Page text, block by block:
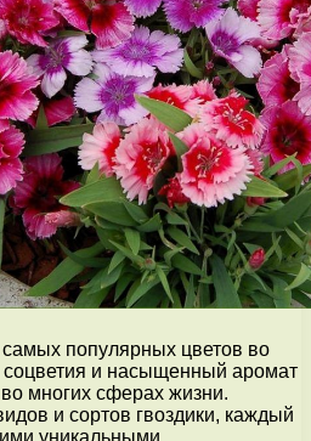
популярных цветов во
и насыщенный аромат
многих сферах жизни.
и сортов гвоздики, каждый
уникальными